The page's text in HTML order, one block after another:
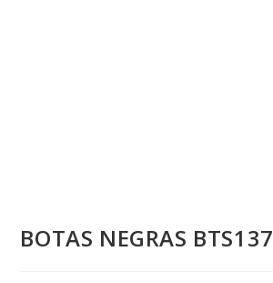
BOTAS NEGRAS BTS137